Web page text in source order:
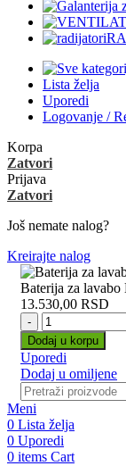
Lista želja
Uporedi
Logovanje /
Korpa
Zatvori
Prijava
Zatvori
Još nemate nalog?
Kreirajte nalog
Baterija za
13.530,00 RSD
Baterija
za
lavabo
BERRY
količina
Dodaj u korpu
Uporedi
Dodaj u omiljene
Meni
0 Lista želja
0 Uporedi
0 items Cart